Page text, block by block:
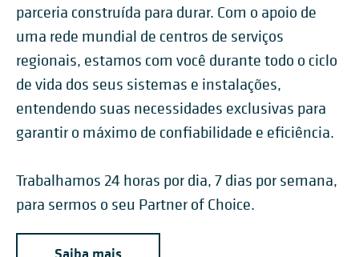
parceria construída para durar. Com o apoio de
uma rede mundial de centros de serviços
regionais, estamos com você durante todo o ciclo
de vida dos seus sistemas e instalações,
entendendo suas necessidades exclusivas para
garantir o máximo de confiabilidade e eficiência.
Trabalhamos 24 horas por dia, 7 dias por semana,
para sermos o seu Partner of Choice.